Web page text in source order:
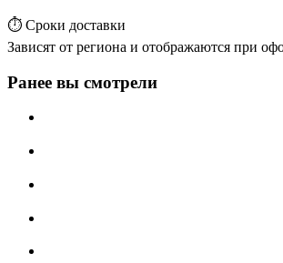
⏱️ Сроки доставки
Зависят от региона и отображаются при
Ранее вы смотрели